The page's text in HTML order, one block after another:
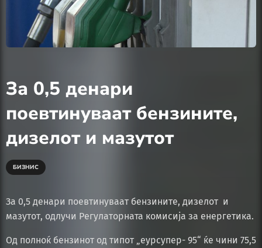
За 0,5 денари
поевтинуваат бензините,
дизелот и мазутот
БИЗНИС
За 0,5 денари поевтинуваат бензините, дизелот и
мазутот, одлучи Регулаторната комисија за енергетика.
Од полноќ бензинот од типот „еурсупер- 95“ ќе чини 75,5